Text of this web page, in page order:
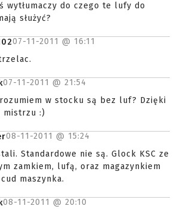
wytłumaczy do czego te lufy do
służyć?
07-11-2011 @ 16:11
07-11-2011 @ 21:54
w stocku są bez luf? Dzięki
mistrzu :)
08-11-2011 @ 15:24
Standardowe nie są. Glock KSC ze
zamkiem, lufą, oraz magazynkiem
maszynka.
08-11-2011 @ 20:10